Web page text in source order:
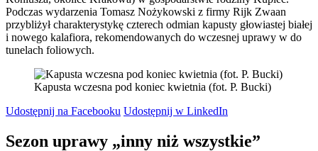
Podczas wydarzenia Tomasz Nożykowski z firmy Rijk Zwaan
przybliżył charakterystykę czterech odmian kapusty głowiastej białej
i nowego kalafiora, rekomendowanych do wczesnej uprawy w do
tunelach foliowych.
Kapusta wczesna pod koniec kwietnia (fot. P. Bucki)
Udostępnij na Facebooku Udostępnij w LinkedIn
Sezon uprawy „inny niż wszystkie”